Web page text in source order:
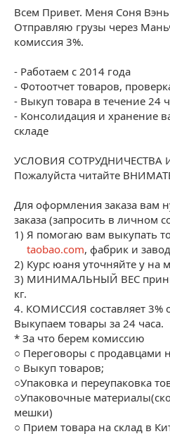
Всем Привет. Меня Соня
Отправляю грузы через
комиссия 3%.
- Работаем с 2014 года
- Фотоотчет товаров,
- Выкуп товара в течение 24
- Консолидация и хранение
складе
УСЛОВИЯ
Пожалуйста читайте
Для оформления заказа вам
заказа (запросить в личном
1) Я помогаю вам выкупать
taobao.com, фабрик и
2) Курс юаня уточняйте у на
3) МИНИМАЛЬНЫЙ ВЕС
кг.
4. КОМИССИЯ составляет 3%
Выкупаем товары за 24 часа.
* За что берем комиссию
○ Переговоры с продавцами
○ Выкуп товаров;
○Упаковка и переупаковка
○Упаковочные
мешки)
○ Прием товара на склад в